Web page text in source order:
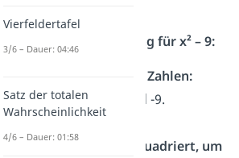
Schritt-für-Schritt-Lösung für x² – 9:
Schau auf die beiden Zahlen:
Hier haben wir x² und -9.
Welche Zahl wurde quadriert, um
Vierfeldertafel
3/6 – Dauer: 04:46
Satz der totalen
Wahrscheinlichkeit
4/6 – Dauer: 01:58